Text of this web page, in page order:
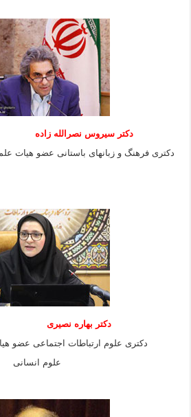
دکتر سیروس نصرالله زاده
دکتری فرهنگ و زبانهای باستانی عضو هیات
دکتر بهاره نصیری
دکتری علوم ارتباطات اجتماعی عضو
علوم انسانی